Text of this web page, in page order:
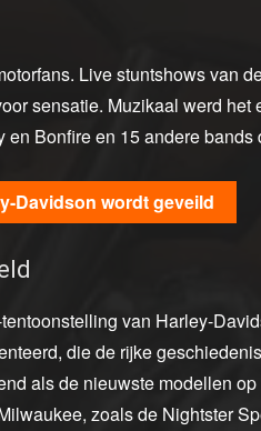
Live stuntshows van
sensatie. Muzikaal werd
Bonfire en 15 andere
Davidson wordt geveild
van Harley-
die de rijke
als de nieuwste modellen
zoals de Nightster